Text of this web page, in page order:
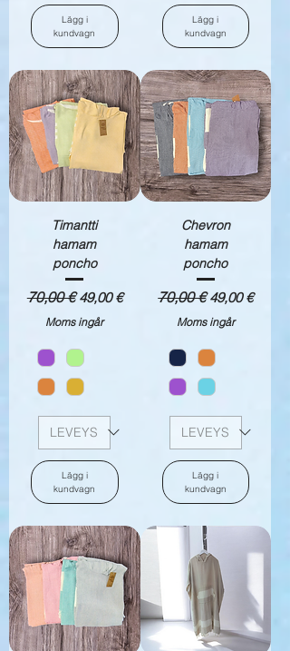
Lägg i
kundvagn
Lägg i
kundvagn
Timantti
hamam
poncho
Ordinarie pris
70,00 €Reapris
49,00 €
Moms ingår
Lägg i
kundvagn
Chevron
hamam
poncho
Ordinarie pris
70,00 € Reapris
49,00 €
Moms ingår
Lägg i
kundvagn